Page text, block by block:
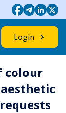
Login
colour